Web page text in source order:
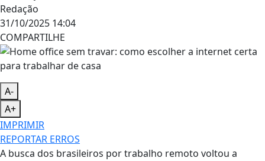
Redação
31/10/2025 14:04
COMPARTILHE
A-
A+
IMPRIMIR
REPORTAR ERROS
A busca dos brasileiros por trabalho remoto voltou a